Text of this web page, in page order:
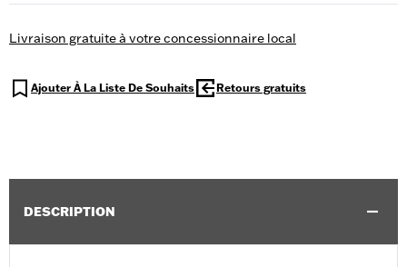
Livraison gratuite à votre concessionnaire local
Ajouter À La Liste De Souhaits Retours gratuits
DESCRIPTION